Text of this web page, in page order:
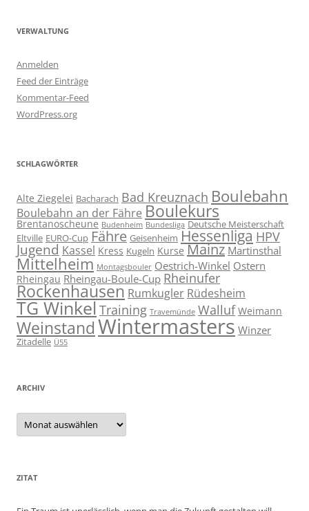
VERWALTUNG
Anmelden
Feed der Einträge
Kommentar-Feed
WordPress.org
SCHLAGWÖRTER
Alte Ziegelei Bacharach Bad Kreuznach Boulebahn
Boulebahn an der Fähre Boulekurs
Brentanoscheune Budenheim Bundesliga Deutsche Meisterschaft
Eltville EURO-Cup Fähre Geisenheim Hessenliga HPV
Jugend Kassel Kress Kugeln Kurse Mainz Martinsthal
Mittelheim Montagsbouler Oestrich-Winkel Ostern
Rheingau Rheingau-Boule-Cup Rheinufer
Rockenhausen Rumkugler Rüdesheim
TG WinkelTraining Travemünde Walluf Weimann
WeinstandWintermasters Winzer
Zitadelle Ü55
ARCHIV
Archiv
ZITAT